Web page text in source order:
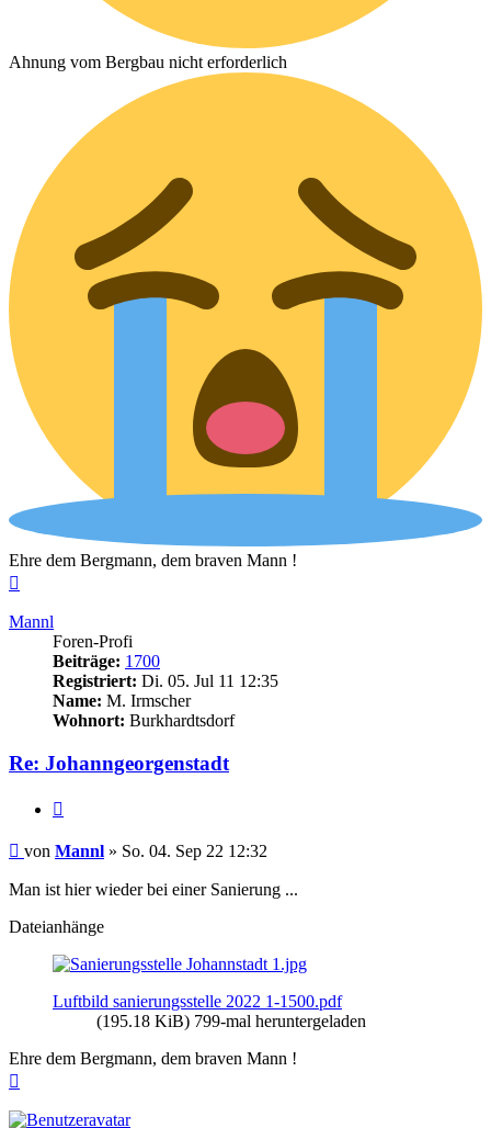
Ahnung vom Bergbau nicht erforderlich
Ehre dem Bergmann, dem braven Mann !
Mannl
Foren-Profi
Beiträge: 1700
Registriert: Di. 05. Jul 11 12:35
Name: M. Irmscher
Wohnort: Burkhardtsdorf
Re: Johanngeorgenstadt
Beitrag
von Mannl » So. 04. Sep 22 12:32
Man ist hier wieder bei einer Sanierung ...
Dateianhänge
Luftbild sanierungsstelle 2022 1-1500.pdf
(195.18 KiB) 799-mal heruntergeladen
Ehre dem Bergmann, dem braven Mann !